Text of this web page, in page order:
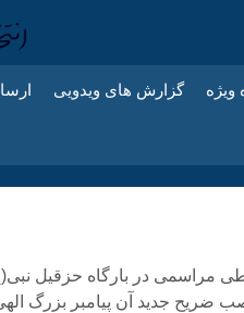
ویژه گزارش های ویدویی
مراسمی در بارگاه حزقیل
ضریح جدید آن پیامبر بزرگ